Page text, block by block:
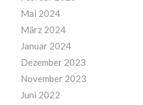
Mai 2024
März 2024
Januar 2024
Dezember 2023
November 2023
Juni 2022